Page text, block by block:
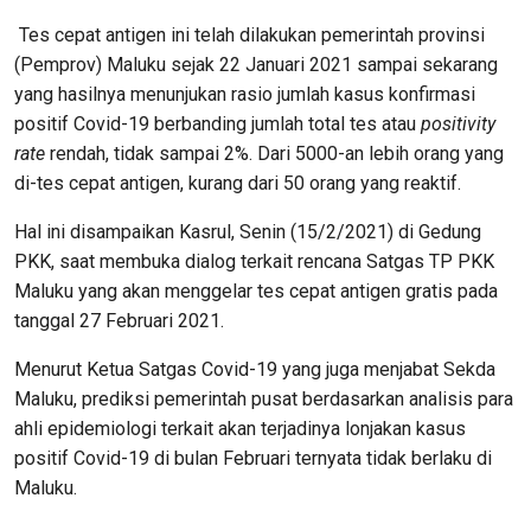
Tes cepat antigen ini telah dilakukan pemerintah provinsi
(Pemprov) Maluku sejak 22 Januari 2021 sampai sekarang
yang hasilnya menunjukan rasio jumlah kasus konfirmasi
positif Covid-19 berbanding jumlah total tes atau positivity
rate rendah, tidak sampai 2%. Dari 5000-an lebih orang yang
di-tes cepat antigen, kurang dari 50 orang yang reaktif.
Hal ini disampaikan Kasrul, Senin (15/2/2021) di Gedung
PKK, saat membuka dialog terkait rencana Satgas TP PKK
Maluku yang akan menggelar tes cepat antigen gratis pada
tanggal 27 Februari 2021.
Menurut Ketua Satgas Covid-19 yang juga menjabat Sekda
Maluku, prediksi pemerintah pusat berdasarkan analisis para
ahli epidemiologi terkait akan terjadinya lonjakan kasus
positif Covid-19 di bulan Februari ternyata tidak berlaku di
Maluku.